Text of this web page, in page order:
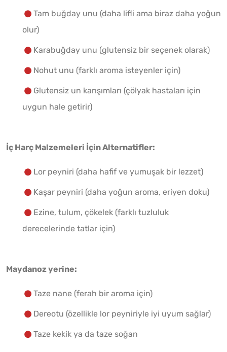
Tam buğday unu (daha lifli ama biraz daha yoğun
olur)
Karabuğday unu (glutensiz bir seçenek olarak)
Nohut unu (farklı aroma isteyenler için)
Glutensiz un karışımları (çölyak hastaları için
uygun hale getirir)
İç Harç Malzemeleri İçin Alternatifler:
Lor peyniri (daha hafif ve yumuşak bir lezzet)
Kaşar peyniri (daha yoğun aroma, eriyen doku)
Ezine, tulum, çökelek (farklı tuzluluk
derecelerinde tatlar için)
Maydanoz yerine:
Taze nane (ferah bir aroma için)
Dereotu (özellikle lor peyniriyle iyi uyum sağlar)
Taze kekik ya da taze soğan